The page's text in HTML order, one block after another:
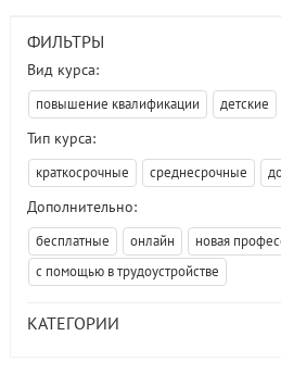
ФИЛЬТРЫ
Вид курса:
повышение квалификации детские
Тип курса:
краткосрочные среднесрочные
Дополнительно:
бесплатные онлайн
новая
с помощью в трудоустройстве
КАТЕГОРИИ